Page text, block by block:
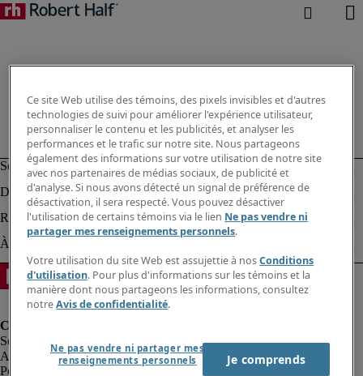
Alerte à la fraude
Politique de confidentialité
Ce site Web utilise des témoins, des pixels invisibles et d'autres
technologies de suivi pour améliorer l'expérience utilisateur,
personnaliser le contenu et les publicités, et analyser les
performances et le trafic sur notre site. Nous partageons
également des informations sur votre utilisation de notre site
avec nos partenaires de médias sociaux, de publicité et
d'analyse. Si nous avons détecté un signal de préférence de
désactivation, il sera respecté. Vous pouvez désactiver
l'utilisation de certains témoins via le lien Ne pas vendre ni
partager mes renseignements personnels.
Votre utilisation du site Web est assujettie à nosConditions
d'utilisation. Pour plus d'informations sur les témoins et la
manière dont nous partageons les informations, consultez
notreAvis de confidentialité.
Ne pas vendre ni partager mes
renseignements personnels
Je comprends